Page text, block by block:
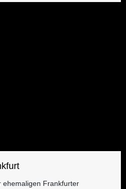
ehemaligen Frankfurter